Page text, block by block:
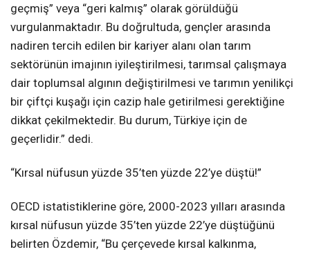
geçmiş” veya “geri kalmış” olarak görüldüğü
vurgulanmaktadır. Bu doğrultuda, gençler arasında
nadiren tercih edilen bir kariyer alanı olan tarım
sektörünün imajının iyileştirilmesi, tarımsal çalışmaya
dair toplumsal algının değiştirilmesi ve tarımın yenilikçi
bir çiftçi kuşağı için cazip hale getirilmesi gerektiğine
dikkat çekilmektedir. Bu durum, Türkiye için de
geçerlidir.” dedi.
“Kırsal nüfusun yüzde 35’ten yüzde 22’ye düştü!”
OECD istatistiklerine göre, 2000-2023 yılları arasında
kırsal nüfusun yüzde 35’ten yüzde 22’ye düştüğünü
belirten Özdemir, “Bu çerçevede kırsal kalkınma,